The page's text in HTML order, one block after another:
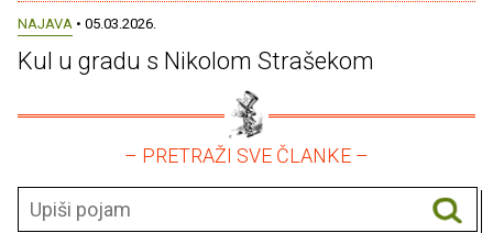
NAJAVA • 05.03.2026.
Kul u gradu s Nikolom Strašekom
– PRETRAŽI SVE ČLANKE –